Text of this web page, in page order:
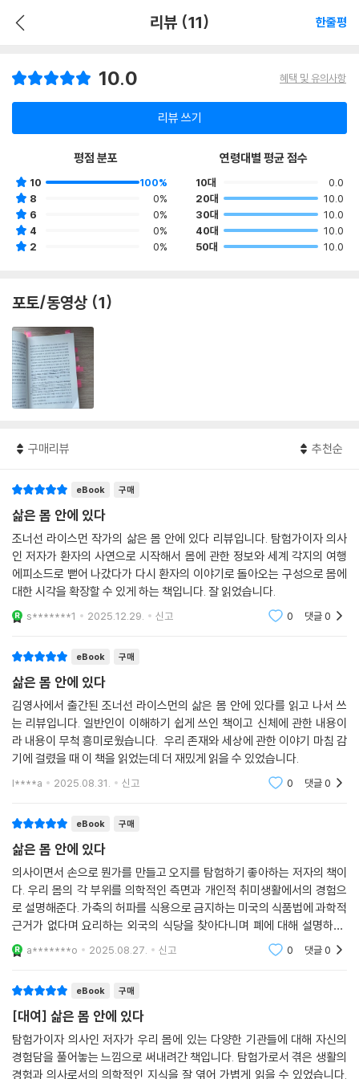
리뷰 (11) 한줄평
10.0 혜택 및 유의사항
리뷰 쓰기
평점 분포
10
100%
8
0%
6
0%
4
0%
2
0%
연령대별 평균 점수
10대
0.0
20대
10.0
30대
10.0
40대
10.0
50대
10.0
포토/동영상 (1)
구매리뷰 추천순
eBook 구매
삶은 몸 안에 있다
조너선 라이스먼 작가의 삶은 몸 안에 있다 리뷰입니다. 탐험가이자 의사
인 저자가 환자의 사연으로 시작해서 몸에 관한 정보와 세계 각지의 여행
에피소드로 뻗어 나갔다가 다시 환자의 이야기로 돌아오는 구성으로 몸에
대한 시각을 확장할 수 있게 하는 책입니다. 잘 읽었습니다.
s*******1 2025.12.29. 신고 0 댓글0
eBook 구매
삶은 몸 안에 있다
김영사에서 출간된 조너선 라이스먼의 삶은 몸 안에 있다를 읽고 나서 쓰
는 리뷰입니다. 일반인이 이해하기 쉽게 쓰인 책이고 신체에 관한 내용이
라 내용이 무척 흥미로웠습니다. 우리 존재와 세상에 관한 이야기 마침 감
기에 걸렸을 때 이 책을 읽었는데 더 재밌게 읽을 수 있었습니다.
l****a 2025.08.31. 신고 0 댓글0
eBook 구매
삶은 몸 안에 있다
의사이면서 손으로 뭔가를 만들고 오지를 탐험하기 좋아하는 저자의 책이
다. 우리 몸의 각 부위를 의학적인 측면과 개인적 취미생활에서의 경험으
로 설명해준다. 가축의 허파를 식용으로 금지하는 미국의 식품법에 과학적
근거가 없다며 요리하는 외국의 식당을 찾아다니며 폐에 대해 설명하고,
무두질 수업의 경험으로 피부에 대해 설명하는 식이다. 물론 의대생 시절
의 해부학 수업과
a*******o 2025.08.27. 신고 0 댓글0
eBook 구매
[대여] 삶은 몸 안에 있다
탐험가이자 의사인 저자가 우리 몸에 있는 다양한 기관들에 대해 자신의
경험담을 풀어놓는 느낌으로 써내려간 책입니다. 탐험가로서 겪은 생활의
경험과 의사로서의 의학적인 지식을 잘 엮어 가볍게 읽을 수 있었습니다.